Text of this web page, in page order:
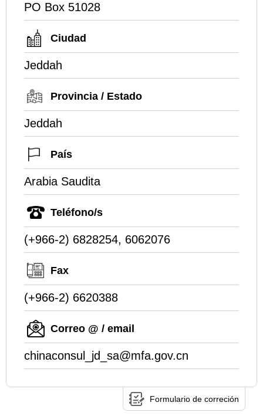
PO Box 51028
Ciudad
Jeddah
Provincia / Estado
Jeddah
País
Arabia Saudita
Teléfono/s
(+966-2) 6828254, 6062076
Fax
(+966-2) 6620388
Correo @ / email
chinaconsul_jd_sa@mfa.gov.cn
Formulario de correción